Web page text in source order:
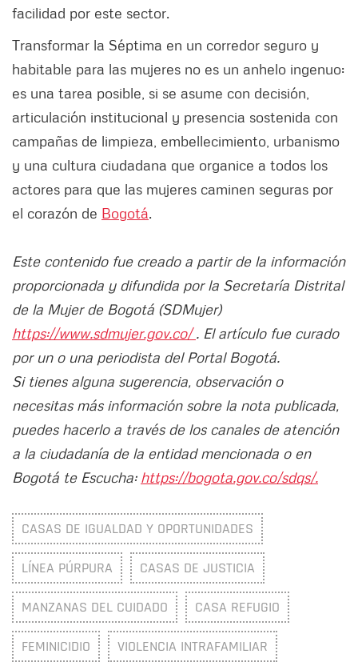
facilidad por este sector.
Transformar la Séptima en un corredor seguro y
habitable para las mujeres no es un anhelo ingenuo:
es una tarea posible, si se asume con decisión,
articulación institucional y presencia sostenida con
campañas de limpieza, embellecimiento, urbanismo
y una cultura ciudadana que organice a todos los
actores para que las mujeres caminen seguras por
el corazón de Bogotá.
Este contenido fue creado a partir de la información
proporcionada y difundida por la Secretaría Distrital
de la Mujer de Bogotá (SDMujer)
https://www.sdmujer.gov.co/. El artículo fue curado
por un o una periodista del Portal Bogotá.
Si tienes alguna sugerencia, observación o
necesitas más información sobre la nota publicada,
puedes hacerlo a través de los canales de atención
a la ciudadanía de la entidad mencionada o en
Bogotá te Escucha: https://bogota.gov.co/sdqs/.
CASAS DE IGUALDAD Y OPORTUNIDADES
LÍNEA PÚRPURA CASAS DE JUSTICIA
MANZANAS DEL CUIDADO CASA REFUGIO
FEMINICIDIO VIOLENCIA INTRAFAMILIAR